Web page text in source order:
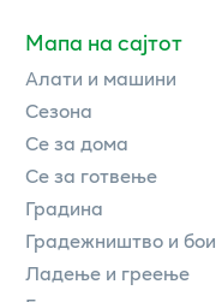
Мапа на сајтот
Алати и машини
Сезона
Се за дома
Се за готвење
Градина
Градежништво и бои
Ладење и греење